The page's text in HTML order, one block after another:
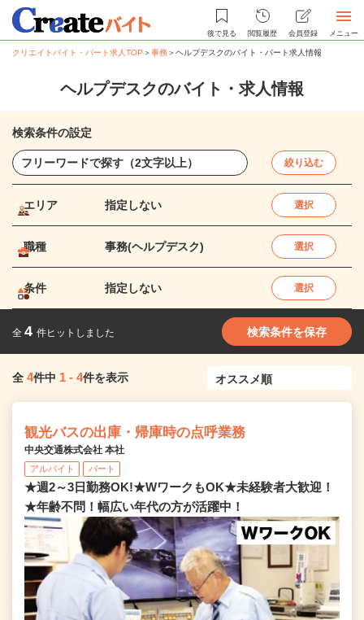
後で見る 閲覧履歴 会員登録 メニュー
クリエイトバイト・パート求人TOP ＞事務＞ヘルプデスクのバイト・パート求人情報
ヘルプデスクのバイト・求人情報
検索条件の設定
絞り込む
エリア 指定しない 選択
職種 事務(ヘルプデスク) 選択
条件 指定しない 選択
全 4 件ヒットしました 検索条件を保存
全 4件中 1 - 4件を表示
観光バスの出庫・帰庫時の点呼業務
中央交通株式会社 本社
アルバイト パート
★週2～3日勤務OK!★WワークもOK★未経験者大歓迎！
★年齢不問！幅広い年代の方が活躍中！